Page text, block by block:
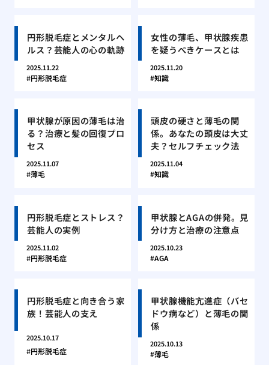
円形脱毛症とメンタルヘ
ルス？芸能人の心の軌跡
2025.11.22
円形脱毛症
女性の薄毛、甲状腺疾患
を疑うべきケースとは
2025.11.20
知識
甲状腺が原因の薄毛は治
る？治療と髪の回復プロ
セス
2025.11.07
薄毛
頭皮の硬さと薄毛の関
係。あなたの頭皮は大丈
夫？セルフチェック法
2025.11.04
知識
円形脱毛症とストレス？
芸能人の実例
2025.11.02
円形脱毛症
甲状腺とAGAの併発。見
分け方と治療の注意点
2025.10.23
AGA
円形脱毛症と向き合う家
族！芸能人の支え
2025.10.17
円形脱毛症
甲状腺機能亢進症（バセ
ドウ病など）と薄毛の関
係
2025.10.13
薄毛